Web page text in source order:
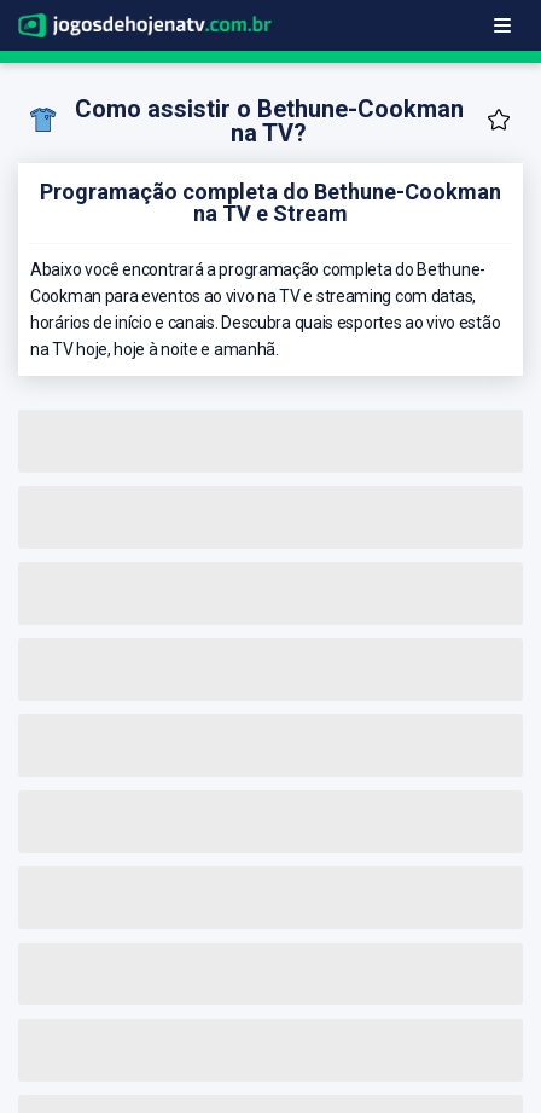
Como assistir o Bethune-Cookman
na TV?
Programação completa do Bethune-Cookman
na TV e Stream
Abaixo você encontrará a programação completa do Bethune-
Cookman para eventos ao vivo na TV e streaming com datas,
horários de início e canais. Descubra quais esportes ao vivo estão
na TV hoje, hoje à noite e amanhã.